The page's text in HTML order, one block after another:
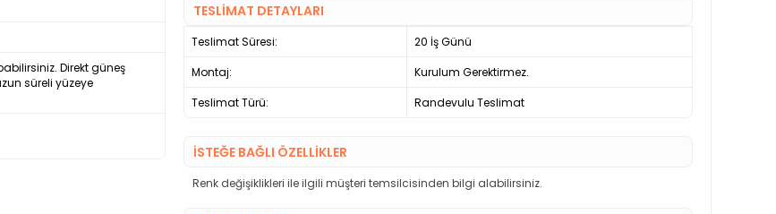
Direkt güneş
süreli yüzeye
TESLİMAT DETAYLARI
Teslimat Süresi:
20 İş Günü
Montaj:
Kurulum Gerektirmez.
Teslimat Türü:
Randevulu Teslimat
İSTEĞE BAĞLI ÖZELLİKLER
Renk değişiklikleri ile ilgili müşteri temsilcisinden bilgi alabilirsiniz.